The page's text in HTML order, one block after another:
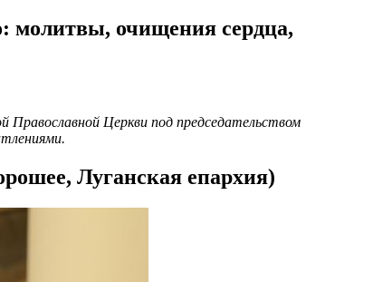
молитвы, очищения сердца,
Православной Церкви под председательством
Луганская епархия)